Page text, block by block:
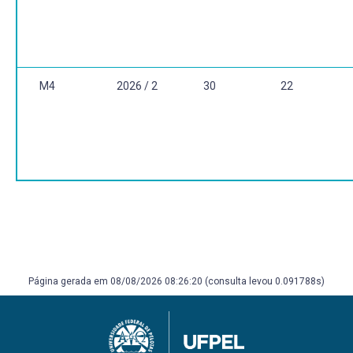
M4 2026 / 2 30 22
Página gerada em 08/08/2026 08:26:20 (consulta levou 0.091788s)